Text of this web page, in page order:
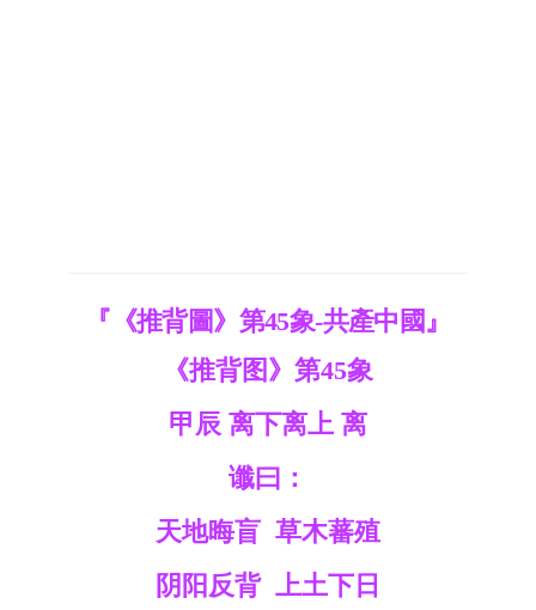
『《推背圖》第45象-共產中國』
《推背图》第45象
甲辰 离下离上 离
谶曰：
天地晦盲 草木蕃殖
阴阳反背 上土下日